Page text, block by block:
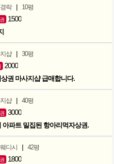
락 | 10평
권 1500
샵 | 30평
2000
권 마사지샵 급매합니다.
샵 | 40평
권 3000
아파트 밀집된 항아리먹자상권.
디시 | 42평
권 1800